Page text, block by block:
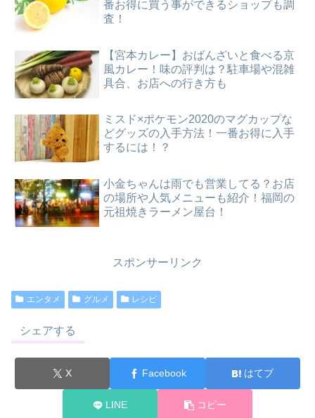
番お得に買う事ができるショップも調
査！
【宮本カレー】おばんざいと食べる京
風カレー！味の評判は？駐車場や混雑
具合、お店への行き方も
ミスド×ポケモン2020のマグカップな
どグッズの入手方法！一番お得に入手
するには！？
小金ちゃんは雨でも営業してる？お店
の場所や人気メニューも紹介！福岡の
元祖焼きラーメン屋台！
スポンサーリンク
エンタメ グルメ レシピ
シェアする
X Facebook はてブ
LINE コピー